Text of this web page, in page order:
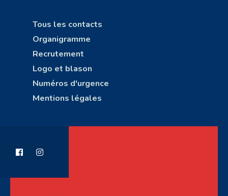
Tous les contacts
Organigramme
Recrutement
Logo et blason
Numéros d'urgence
Mentions légales